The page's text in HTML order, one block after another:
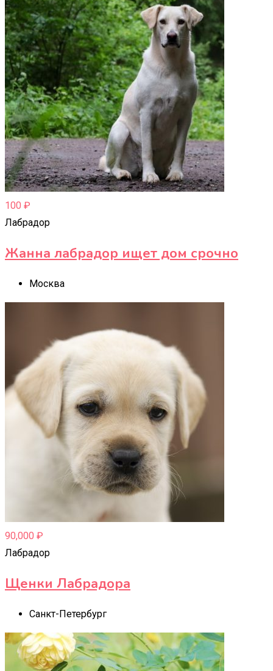
100 ₽
Лабрадор
Жанна лабрадор ищет дом срочно
Москва
90,000 ₽
Лабрадор
Щенки Лабрадора
Санкт-Петербург